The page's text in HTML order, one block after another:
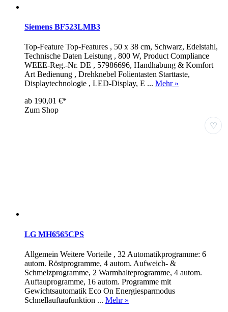
Siemens BF523LMB3
Top-Feature Top-Features , 50 x 38 cm, Schwarz, Edelstahl,
Technische Daten Leistung , 800 W, Product Compliance
WEEE-Reg.-Nr. DE , 57986696, Handhabung & Komfort
Art Bedienung , Drehknebel Folientasten Starttaste,
Displaytechnologie , LED-Display, E ... Mehr »
ab 190,01 €*
Zum Shop
♡
LG MH6565CPS
Allgemein Weitere Vorteile , 32 Automatikprogramme: 6
autom. Röstprogramme, 4 autom. Aufweich- &
Schmelzprogramme, 2 Warmhalteprogramme, 4 autom.
Auftauprogramme, 16 autom. Programme mit
Gewichtsautomatik Eco On Energiesparmodus
Schnellauftaufunktion ... Mehr »